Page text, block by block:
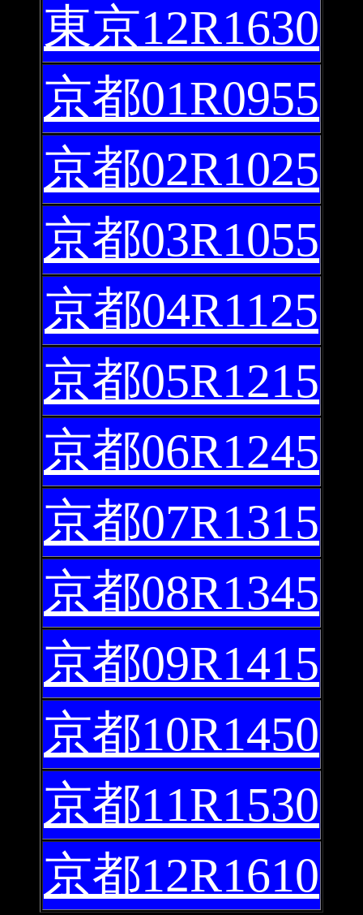
東京12R1630
京都01R0955
京都02R1025
京都03R1055
京都04R1125
京都05R1215
京都06R1245
京都07R1315
京都08R1345
京都09R1415
京都10R1450
京都11R1530
京都12R1610